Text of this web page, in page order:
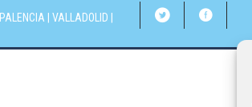
PALENCIA VALLADOLID